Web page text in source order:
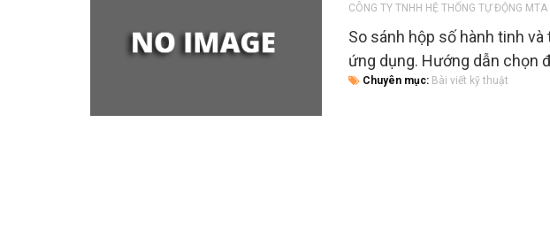
CÔNG TY TNHH HỆ THỐNG TỰ ĐỘNG
So sánh hộp số hành tinh
ứng dụng. Hướng dẫn chọn
Chuyên mục: Bài viết kỹ thuật